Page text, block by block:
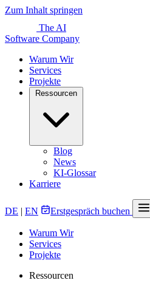
Zum Inhalt springen
The AI
Software Company
Warum Wir
Services
Projekte
Blog
News
KI-Glossar
Karriere
DE | EN Erstgespräch buchen
Warum Wir
Services
Projekte
Ressourcen